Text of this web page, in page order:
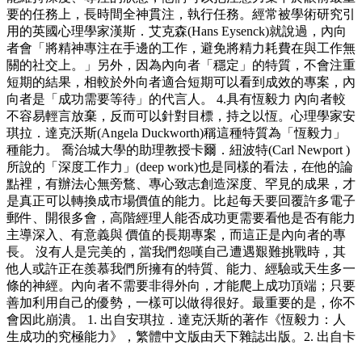
要的任務上，長時間全神貫注，執行任務。經常被學術研究引
用的英國心理學家漢斯．艾克森(Hans Eysenck)就說過，內向
者會「將精神專注在手邊的工作，避免將精力耗費在與工作無
關的社交上。」另外，因為內向者「穩定」的特質，不會注重
短期的結果，相較於外向者適合短期可以看到成效的專案，內
向者是「成功需要等待」的代言人。 4.具有恆毅力 內向者較
不容易輕言放棄，反而可以針對目標，持之以恆。心理學家安
琪拉．達克沃斯(Angela Duckworth)稱這種特質為「恆毅力」
種能力。 喬治城大學的助理教授卡爾．紐波特(Carl Newport )
所說的「深度工作力」(deep work)也是同樣的看法，在他的論
點裡，有辦法心無旁鶩、專心致志創造深度、罕見的成果，才
是真正可以轉換成市場價值的能力。比起每天要回覆許多電子
郵件、開很多會，高階經理人能否成功更需要看他是否有能力
主導深入、有意義與 價值的長期專案，而這正是內向者的專
長。 沒有人是完美的，當我們怨嘆自己遭遇艱難挑戰時，其
他人或許正在羨慕我們所擁有的特質、能力、經驗或天生多一
條的神經。內向者不需要非得外向，才能爬上成功頂端；只要
善加利用自己的優勢，一樣可以做得很好。最重要的是，你不
會因此崩潰。 1. 出自安琪拉．達克沃斯的著作《恆毅力：人
生成功的究極能力》，繁體中文版由天下雜誌出版。2. 出自卡